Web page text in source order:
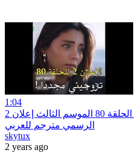
1:04
مسلسل شراب التوت البرى الحلقة 80 الموسم الثالث إعلان 2
الرسمي مترجم للعربي
skytux
2 years ago